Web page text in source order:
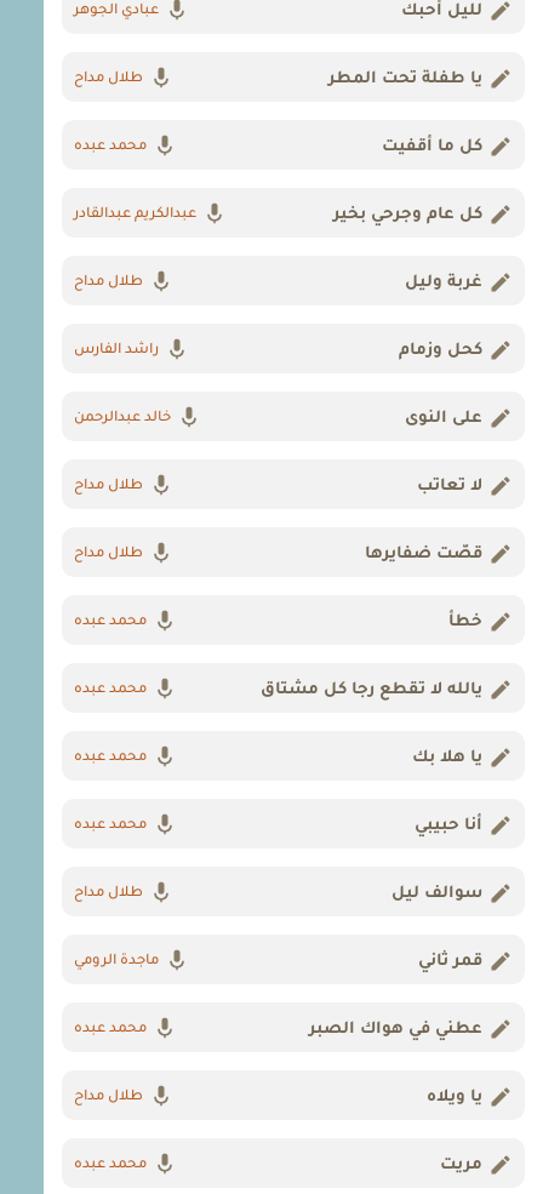
لليل أحبك عبادي الجوهر
يا طفلة تحت المطر طلال مداح
كل ما أقفيت محمد عبده
كل عام وجرحي بخير عبدالكريم عبدالقادر
غربة وليل طلال مداح
كحل وزمام راشد الفارس
على النوى خالد عبدالرحمن
لا تعاتب طلال مداح
قصّت ضفايرها طلال مداح
خطأ محمد عبده
يالله لا تقطع رجا كل مشتاق محمد عبده
يا هلا بك محمد عبده
أنا حبيبي محمد عبده
سوالف ليل طلال مداح
قمر ثاني ماجدة الرومي
عطني في هواك الصبر محمد عبده
يا ويلاه طلال مداح
مريت محمد عبده